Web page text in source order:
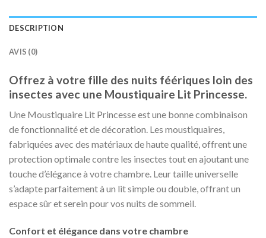
DESCRIPTION
AVIS (0)
Offrez à votre fille des nuits féériques loin des
insectes avec une Moustiquaire Lit Princesse.
Une Moustiquaire Lit Princesse est une bonne combinaison
de fonctionnalité et de décoration. Les moustiquaires,
fabriquées avec des matériaux de haute qualité, offrent une
protection optimale contre les insectes tout en ajoutant une
touche d’élégance à votre chambre. Leur taille universelle
s’adapte parfaitement à un lit simple ou double, offrant un
espace sûr et serein pour vos nuits de sommeil.
Confort et élégance dans votre chambre